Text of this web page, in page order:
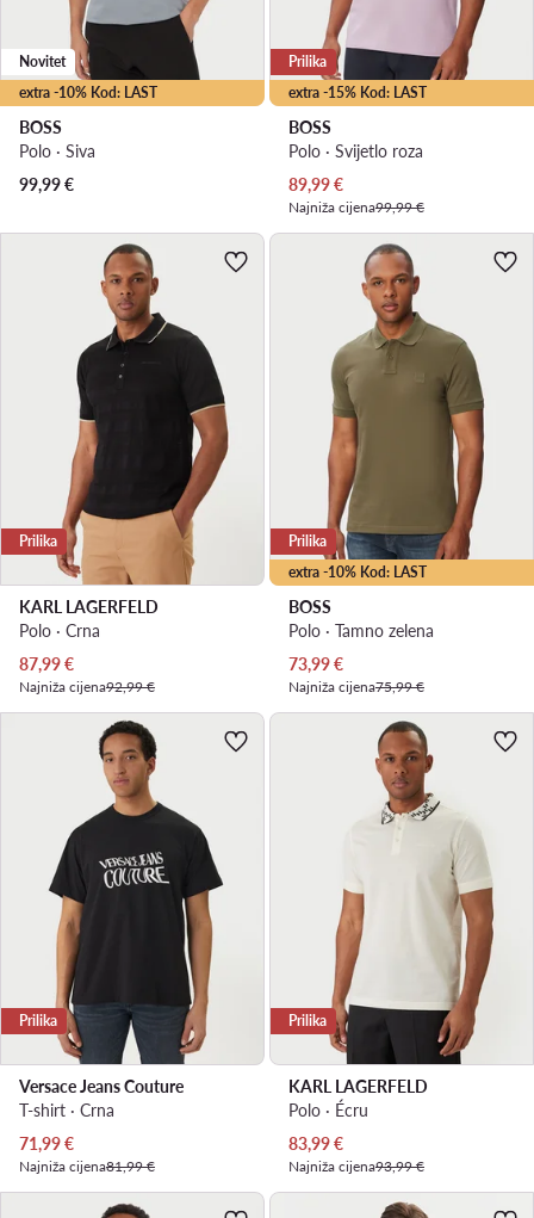
extra -10% Kod: LAST
Novitet
BOSS
Polo · Siva
99,99€
extra -15% Kod: LAST
Prilika
BOSS
Polo · Svijetlo roza
Trenutna cijena
89,99€
Najniža cijena99,99 €
Prilika
KARL LAGERFELD
Polo · Crna
Trenutna cijena
87,99€
Najniža cijena92,99 €
extra -10% Kod: LAST
Prilika
BOSS
Polo · Tamno zelena
Trenutna cijena
73,99€
Najniža cijena75,99 €
Prilika
Versace Jeans Couture
T-shirt · Crna
Trenutna cijena
71,99€
Najniža cijena81,99 €
Prilika
KARL LAGERFELD
Polo · Écru
Trenutna cijena
83,99€
Najniža cijena93,99 €